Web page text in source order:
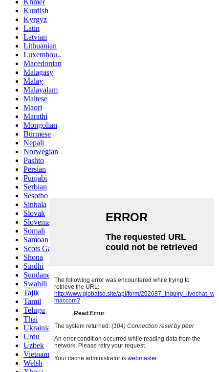
Khmer
Kurdish
Kyrgyz
Latin
Latvian
Lithuanian
Luxembou..
Macedonian
Malagasy
Malay
Malayalam
Maltese
Maori
Marathi
Mongolian
Burmese
Nepali
Norwegian
Pashto
Persian
Punjabi
Serbian
Sesotho
Sinhala
Slovak
Slovenian
Somali
Samoan
Scots Gaelic
Shona
Sindhi
Sundanese
Swahili
Tajik
Tamil
Telugu
Thai
Ukrainian
Urdu
Uzbek
Vietnamese
Welsh